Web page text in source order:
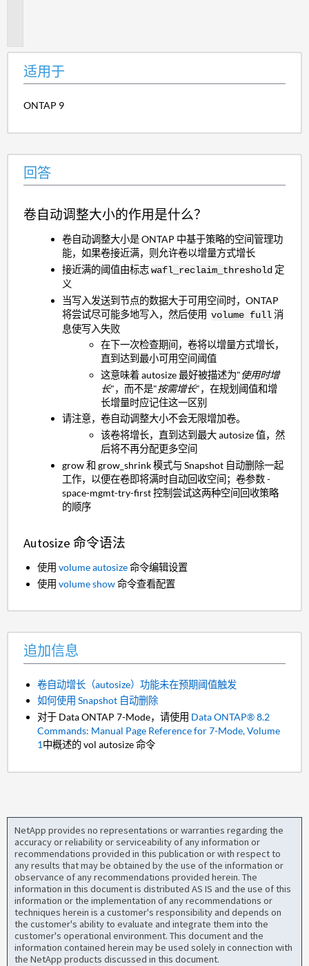
适用于
ONTAP 9
回答
卷自动调整大小的作用是什么？
卷自动调整大小是 ONTAP 中基于策略的空间管理功
能，如果卷接近满，则允许卷以增量方式增长
接近满的阈值由标志wafl_reclaim_threshold 定
义
当写入发送到节点的数据大于可用空间时，ONTAP
将尝试尽可能多地写入，然后使用volume full消
息使写入失败
在下一次检查期间，卷将以增量方式增长，
直到达到最小可用空间阈值
这意味着 autosize 最好被描述为"使用时增
长"，而不是"按需增长"，在规划阈值和增
长增量时应记住这一区别
请注意，卷自动调整大小不会无限增加卷。
该卷将增长，直到达到最大 autosize 值，然
后将不再分配更多空间
grow 和 grow_shrink 模式与 Snapshot 自动删除一起
工作，以便在卷即将满时自动回收空间；卷参数 -
space-mgmt-try-first 控制尝试这两种空间回收策略
的顺序
Autosize 命令语法
使用volume autosize命令编辑设置
使用volume show命令查看配置
追加信息
卷自动增长（autosize）功能未在预期阈值触发
如何使用 Snapshot 自动删除
对于 Data ONTAP 7-Mode，请使用 Data ONTAP® 8.2
Commands: Manual Page Reference for 7-Mode, Volume
1中概述的 vol autosize 命令
NetApp provides no representations or warranties regarding the
accuracy or reliability or serviceability of any information or
recommendations provided in this publication or with respect to
any results that may be obtained by the use of the information or
observance of any recommendations provided herein. The
information in this document is distributed AS IS and the use of this
information or the implementation of any recommendations or
techniques herein is a customer's responsibility and depends on
the customer's ability to evaluate and integrate them into the
customer's operational environment. This document and the
information contained herein may be used solely in connection with
the NetApp products discussed in this document.